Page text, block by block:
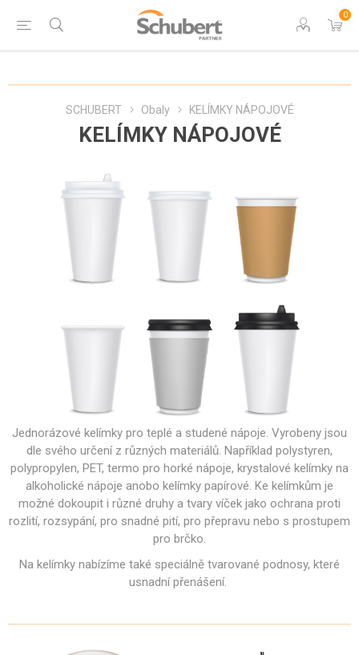
0
SCHUBERT Obaly KELÍMKY NÁPOJOVÉ
KELÍMKY NÁPOJOVÉ
Jednorázové kelímky pro teplé a studené nápoje. Vyrobeny jsou
dle svého určení z různých materiálů. Například polystyren,
polypropylen, PET, termo pro horké nápoje, krystalové kelímky na
alkoholické nápoje anobo kelímky papírové. Ke kelímkům je
možné dokoupit i různé druhy a tvary víček jako ochrana proti
rozlití, rozsypání, pro snadné pití, pro přepravu nebo s prostupem
pro brčko.
Na kelímky nabízíme také speciálně tvarované podnosy, které
usnadní přenášení.